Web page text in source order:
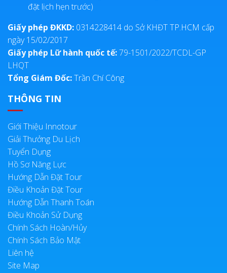
đặt lịch hẹn trước)
Giấy phép ĐKKD: 0314228414 do Sở KHĐT TP.HCM cấp
ngày 15/02/2017
Giấy phép Lữ hành quốc tế:79-1501/2022/TCDL-GP
LHQT
Tổng Giám Đốc:Trần Chí Công
THÔNG TIN
Giới Thiệu Innotour
Giải Thưởng Du Lịch
Tuyển Dụng
Hồ Sơ Năng Lực
Hướng Dẫn Đặt Tour
Điều Khoản Đặt Tour
Hướng Dẫn Thanh Toán
Điều Khoản Sử Dụng
Chính Sách Hoàn/Hủy
Chính Sách Bảo Mật
Liên hệ
Site Map